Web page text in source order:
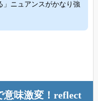
」ニュアンスがかなり強
意味激変！reflect